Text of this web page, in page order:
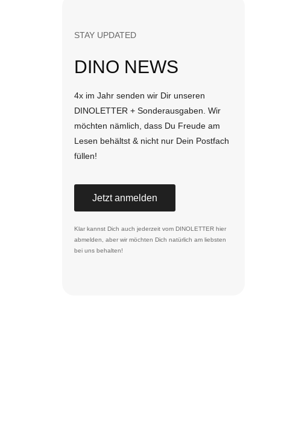
STAY UPDATED
DINO NEWS
4x im Jahr senden wir Dir unseren
DINOLETTER + Sonderausgaben. Wir
möchten nämlich, dass Du Freude am
Lesen behältst & nicht nur Dein Postfach
füllen!
Jetzt anmelden
Klar kannst Dich auch jederzeit vom DINOLETTER hier
abmelden, aber wir möchten Dich natürlich am liebsten
bei uns behalten!